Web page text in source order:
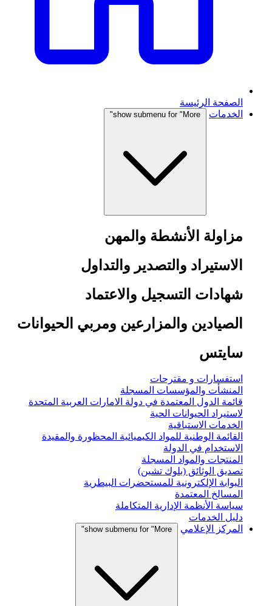
الصفحة الرئيسة
الخدمات
show submenu for "More"
مزاولة الأنشطة والمهن
الاستيراد والتصدير والتداول
شهادات التسجيل والاعتماد
الصيادين والمزارعين ومربي الحيوانات
سايتس
استفسارات و مقترحات
المنشأت والمؤسسات المسجلة
قائمة الدول المعتمدة في دولة الامارات العربية المتحدة
لاستيراد الحيوانات الحية
الخدمات الاستباقية
القائمة الوطنية للمواد الكيميائية المحظورة والمقيدة
الاستخدام في الدولة
المنتجات والمواد المسجلة
تصديق الوثائق (بلوك تشين)
البوابة الإلكترونية للمستحضرات البيطرية
المسالخ المعتمدة
سياسة الأنظمة الإدارية المتكاملة
دليل الخدمات
المركز الإعلامي
show submenu for "More"